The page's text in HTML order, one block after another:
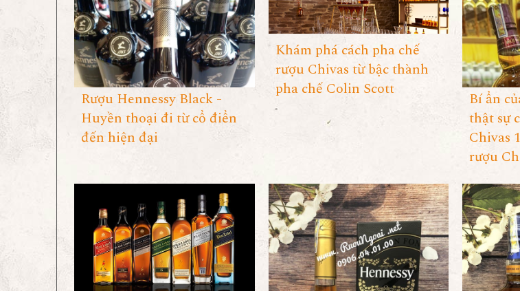
Rượu Hennessy Black -
Huyền thoại đi từ cổ điển
đến hiện đại
Khám phá cách pha chế
rượu Chivas từ bậc thành
pha chế Colin Scott
Bí ẩn
thật sự
Chivas
rượu